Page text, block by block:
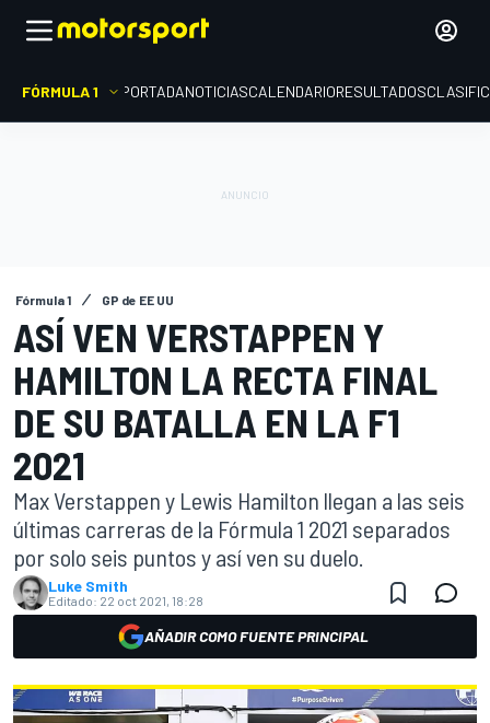
FÓRMULA 1 PORTADANOTICIASCALENDARIORESULTADOS
Fórmula 1 GP de EE UU
ASÍ VEN VERSTAPPEN Y
HAMILTON LA RECTA FINAL
DE SU BATALLA EN LA F1
2021
Max Verstappen y Lewis Hamilton llegan a las seis
últimas carreras de la Fórmula 1 2021 separados
por solo seis puntos y así ven su duelo.
Luke Smith
Editado: 22 oct 2021, 18:28
AÑADIR COMO FUENTE PRINCIPAL